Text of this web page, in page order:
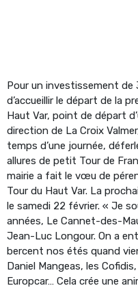
Pour un investissement de
d’accueillir le départ de la
Haut Var, point de départ
direction de La Croix
temps d’une journée,
allures de petit Tour de
mairie a fait le vœu de
Tour du Haut Var. La
le samedi 22 février. « Je
années, Le Cannet-des-
Jean-Luc Longour. On a
bercent nos étés quand
Daniel Mangeas, les
Europcar… Cela crée une